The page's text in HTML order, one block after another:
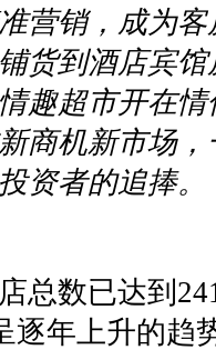
营销，成为
货到酒店宾
趣超市开在
商机新市场
资者的追捧。
总数已达到
逐年上升的趋